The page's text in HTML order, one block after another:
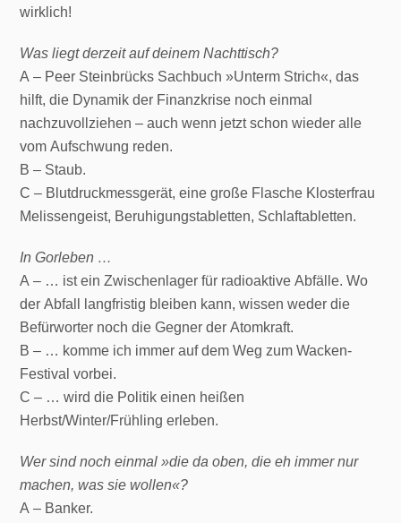
wirklich!
Was liegt derzeit auf deinem Nachttisch?
A – Peer Steinbrücks Sachbuch »Unterm Strich«, das
hilft, die Dynamik der Finanzkrise noch einmal
nachzuvollziehen – auch wenn jetzt schon wieder alle
vom Aufschwung reden.
B – Staub.
C – Blutdruckmessgerät, eine große Flasche Klosterfrau
Melissengeist, Beruhigungstabletten, Schlaftabletten.
In Gorleben …
A – … ist ein Zwischenlager für radioaktive Abfälle. Wo
der Abfall langfristig bleiben kann, wissen weder die
Befürworter noch die Gegner der Atomkraft.
B – … komme ich immer auf dem Weg zum Wacken-
Festival vorbei.
C – … wird die Politik einen heißen
Herbst/Winter/Frühling erleben.
Wer sind noch einmal »die da oben, die eh immer nur
machen, was sie wollen«?
A – Banker.